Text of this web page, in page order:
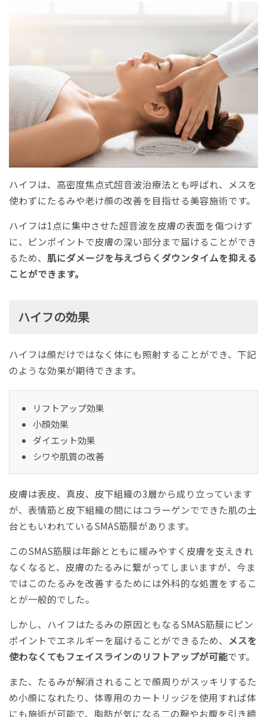
ハイフは、高密度焦点式超音波治療法とも呼ばれ、メスを
使わずにたるみや老け顔の改善を目指せる美容施術です。
ハイフは1点に集中させた超音波を皮膚の表面を傷つけず
に、ピンポイントで皮膚の深い部分まで届けることができ
るため、 肌にダメージを与えづらくダウンタイムを抑える
ことができます。
ハイフの効果
ハイフは顔だけではなく体にも照射することができ、下記
のような効果が期待できます。
リフトアップ効果
小顔効果
ダイエット効果
シワや肌質の改善
皮膚は表皮、真皮、皮下組織の3層から成り立っています
が、表情筋と皮下組織の間にはコラーゲンでできた肌の土
台ともいわれているSMAS筋膜があります。
このSMAS筋膜は年齢とともに緩みやすく皮膚を支えきれ
なくなると、皮膚のたるみに繋がってしまいますが、今ま
ではこのたるみを改善するためには外科的な処置をするこ
とが一般的でした。
しかし、ハイフはたるみの原因ともなるSMAS筋膜にピン
ポイントでエネルギーを届けることができるため、 メスを
使わなくてもフェイスラインのリフトアップが可能です。
また、たるみが解消されることで顔周りがスッキリするた
め小顔になれたり、体専用のカートリッジを使用すれば体
にも施術が可能で、脂肪が気になる二の腕やお腹を引き締